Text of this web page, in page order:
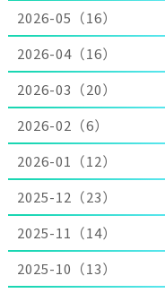
2026-05（16）
2026-04（16）
2026-03（20）
2026-02（6）
2026-01（12）
2025-12（23）
2025-11（14）
2025-10（13）